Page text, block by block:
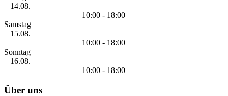
14.08.
10:00 - 18:00
Samstag
15.08.
10:00 - 18:00
Sonntag
16.08.
10:00 - 18:00
Über uns